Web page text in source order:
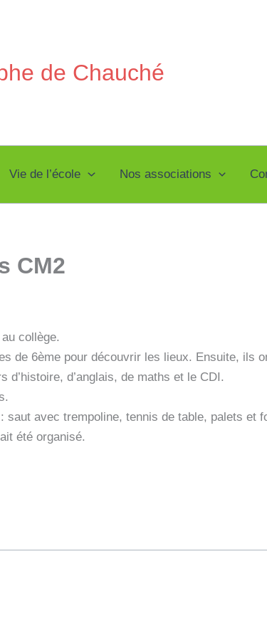
de Chauché
Vie de l’école Nos associations
CM2
collège.
de 6ème pour découvrir les lieux. Ensuite, ils
d’anglais, de maths et le CDI.
avec trempoline, tennis de table, palets et
été organisé.